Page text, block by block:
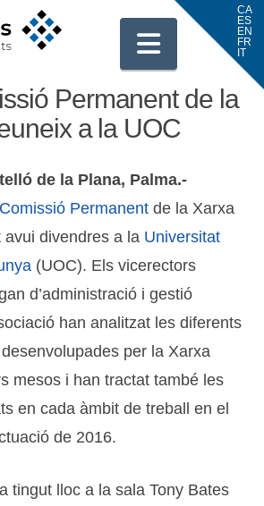
Permanent de la
a la UOC
de la Plana, Palma.-
Comissió Permanent de la Xarxa
avui divendres a la Universitat
(UOC). Els vicerectors
d’administració i gestió
han analitzat les diferents
desenvolupades per la Xarxa
mesos i han tractat també les
en cada àmbit de treball en el
de 2016.
tingut lloc a la sala Tony Bates